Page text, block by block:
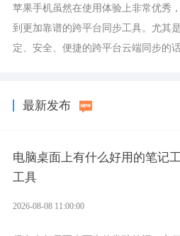
苹果手机虽然在使用体验上非常优秀
到更加靠谱的跨平台同步工具。尤其
定、安全、便捷的跨平台云端同步的
最新发布
电脑桌面上有什么好用的笔记
工具
2026-08-08 11:00:00